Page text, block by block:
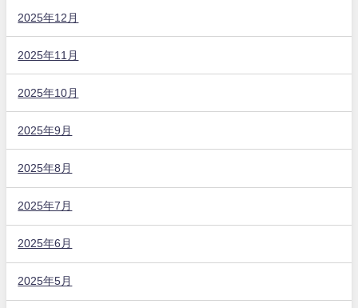
2025年12月
2025年11月
2025年10月
2025年9月
2025年8月
2025年7月
2025年6月
2025年5月